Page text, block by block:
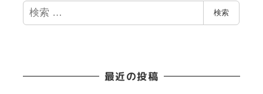
検
索
検索
最近の投稿